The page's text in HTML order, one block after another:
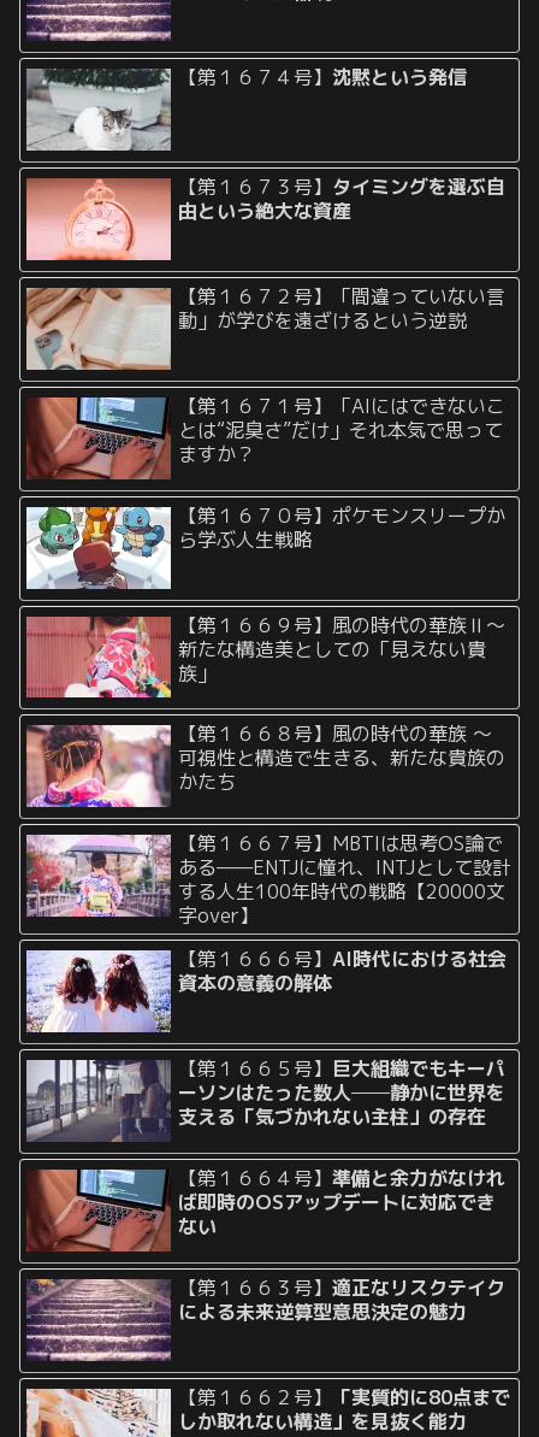
【第１６７４号】 沈黙という発信
【第１６７３号】 タイミングを選ぶ自
由という絶大な資産
【第１６７２号】「間違っていない言
動」が学びを遠ざけるという逆説
【第１６７１号】「AIにはできないこ
とは“泥臭さ”だけ」それ本気で思って
ますか？
【第１６７０号】ポケモンスリープか
ら学ぶ人生戦略
【第１６６９号】風の時代の華族Ⅱ〜
新たな構造美としての「見えない貴
族」
【第１６６８号】風の時代の華族 〜
可視性と構造で生きる、新たな貴族の
かたち
【第１６６７号】MBTIは思考OS論で
ある——ENTJに憧れ、INTJとして設計
する人生100年時代の戦略【20000文
字over】
【第１６６６号】AI時代における社会
資本の意義の解体
【第１６６５号】 巨大組織でもキーパ
ーソンはたった数人──静かに世界を
支える「気づかれない主柱」の存在
【第１６６４号】準備と余力がなけれ
ば即時のOSアップデートに対応でき
ない
【第１６６３号】適正なリスクテイク
による未来逆算型意思決定の魅力
【第１６６２号】
「実質的に80点まで
しか取れない構造」を見抜く能力